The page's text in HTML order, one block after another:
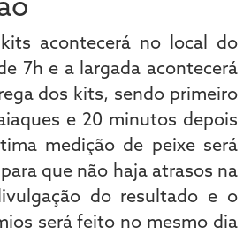
acontecerá no local do
7h e a largada acontecerá
dos kits, sendo primeiro
e 20 minutos depois
medição de peixe será
que não haja atrasos na
do resultado e o
será feito no mesmo dia